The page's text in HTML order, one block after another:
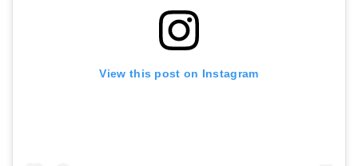
View this post on Instagram